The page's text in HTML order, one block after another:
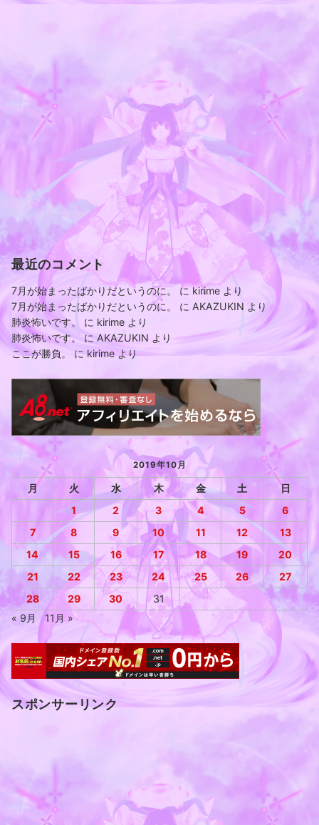
最近のコメント
7月が始まったばかりだというのに。 にkirime より
7月が始まったばかりだというのに。
に AKAZUKIN より
肺炎怖いです。
に kirime より
肺炎怖いです。
に AKAZUKIN より
ここが勝負。
にkirimeより
2019年10月
月 火 水 木 金 土
日
1
2 3 4 5
6
7
8 9 10 11 12
13
14
15 16 17 18 19
20
21
22 23 24 25 26
27
28
29 30
31
« 9月
11月 »
スポンサーリンク